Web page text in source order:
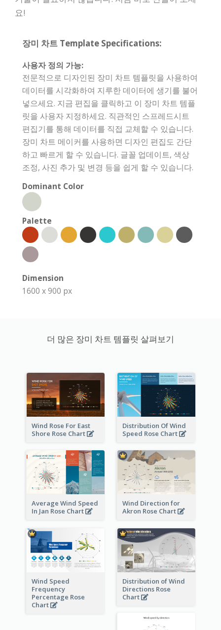
요!
장미 차트 Template Specifications:
사용자 정의 가능:
전문적으로 디자인된 장미 차트 템플릿을 사용하여
데이터를 시각화하여 지루한 데이터에 생기를 불어
넣으세요. 지금 편집을 클릭하고 이 장미 차트 템플
릿을 사용자 지정하세요. 직관적인 스프레드시트
편집기를 통해 데이터를 직접 교체할 수 있습니다.
장미 차트 메이커를 사용하면 디자인 편집도 간단
하고 빠르게 할 수 있습니다. 글꼴 업데이트, 색상
조정, 사진 추가 및 변경 등을 쉽게 할 수 있습니다.
Dominant Color
Palette
Dimension
1600 x 900 px
더 많은 장미 차트 템플릿 살펴보기
Wind Rose For East
Shore Rose Chart
Distribution Of Wind
Speed Rose Chart
Average Wind Speed
In Jan Rose Chart
Wind Direction for
Akron Rose Chart
Wind Speed
Frequency
Percentage Rose
Chart
Distribution of Wind
Directions Rose
Chart